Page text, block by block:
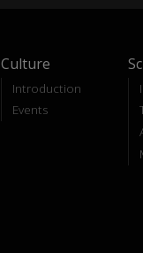
Culture
Introduction
Events